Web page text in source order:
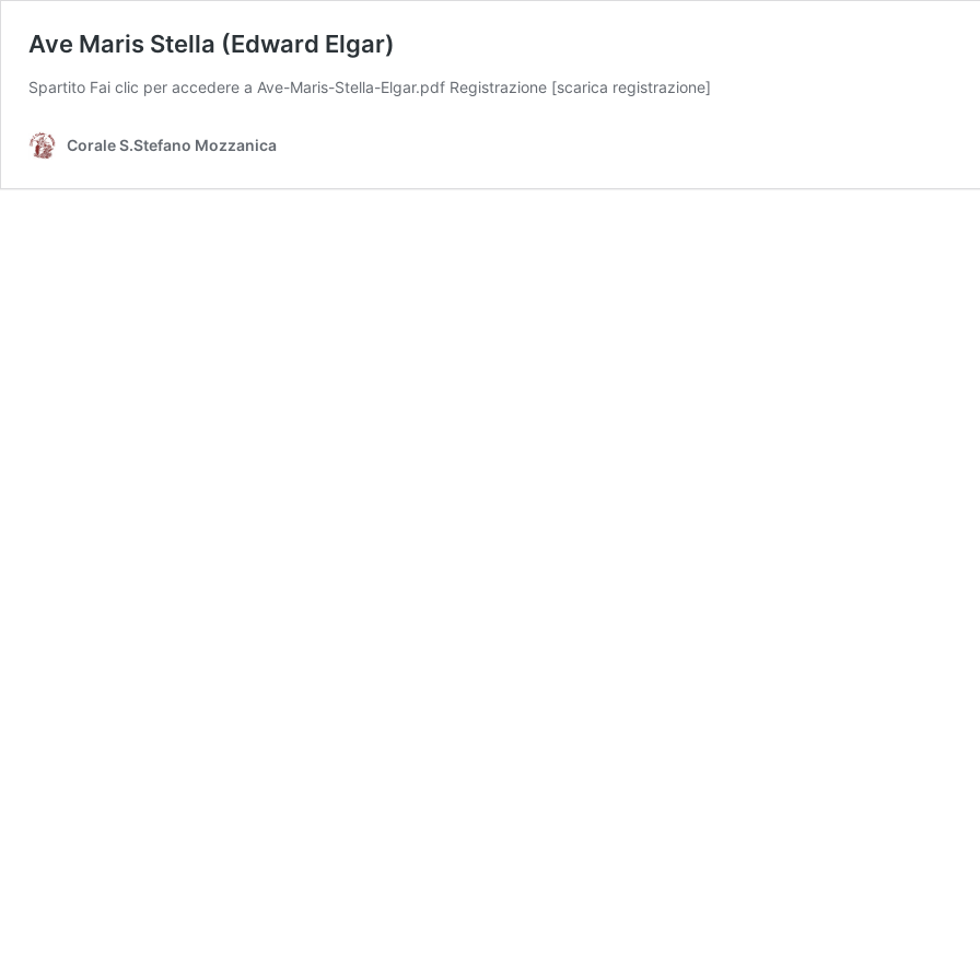
Ave Maris Stella (Edward Elgar)
Spartito Fai clic per accedere a Ave-Maris-Stella-Elgar.pdf Registrazione [scarica registrazione]
Corale S.Stefano Mozzanica